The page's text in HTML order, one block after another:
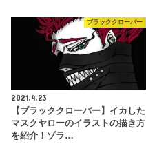
ブラッククローバー
2021.4.23
【ブラッククローバー】イカした
マスクヤローのイラストの描き方
を紹介！ゾラ…